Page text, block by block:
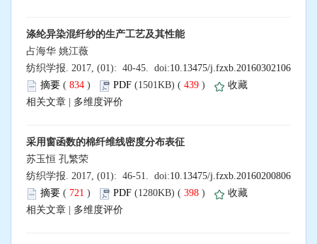
涤纶异染混纤纱的生产工艺及其性能
占海华 姚江薇
纺织学报. 2017, (01): 40-45. doi:10.13475/j.fzxb.20160302106
摘要 ( 834 ) PDF (1501KB) ( 439 )
收藏
相关文章
多维度评价
采用窗函数的棉纤维线密度分布表征
苏玉恒 孔繁荣
纺织学报. 2017, (01): 46-51. doi:10.13475/j.fzxb.20160200806
摘要 ( 721 ) PDF (1280KB) ( 398 )
收藏
相关文章
多维度评价